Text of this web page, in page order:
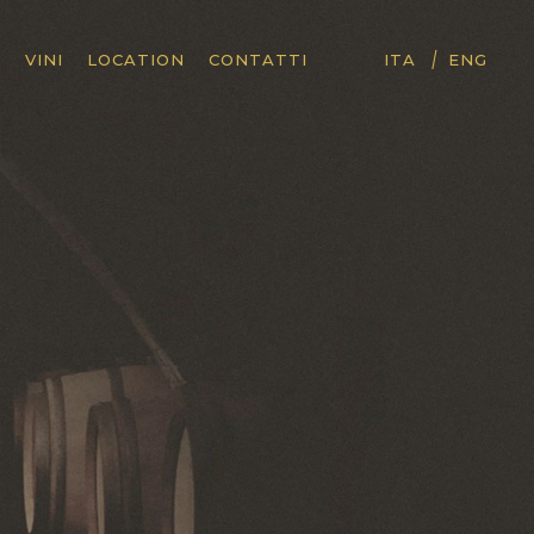
ITA | ENG
VINI LOCATION CONTATTI